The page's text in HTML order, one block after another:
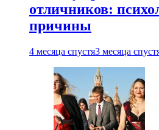
отличников:
причины
4 месяца спустя3 месяца